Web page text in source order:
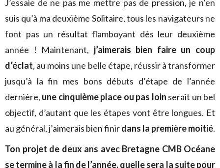
J’essaie de ne pas me mettre pas de pression, je n’en
suis qu’à ma deuxième Solitaire, tous les navigateurs ne
font pas un résultat flamboyant dès leur deuxième
année ! Maintenant, j’aimerais bien faire un coup
d’éclat, au moins une belle étape, réussir à transformer
jusqu’à la fin mes bons débuts d’étape de l’année
dernière, une cinquième place ou pas loin serait un bel
objectif, d’autant que les étapes vont être longues. Et
au général, j’aimerais bien finirdans la première moitié.
Ton projet de deux ans avec Bretagne CMB Océane
se termine à la fin de l’année, quelle sera la suite pour